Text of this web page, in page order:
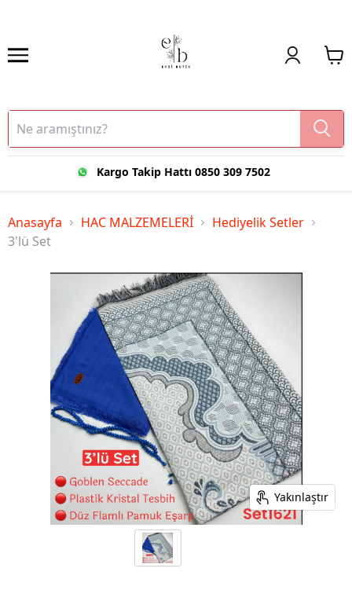
Kargo Takip Hattı 0850 309 7502
Anasayfa HAC MALZEMELERİ
Hediyelik Setler
3'lü Set
Yakınlaştır